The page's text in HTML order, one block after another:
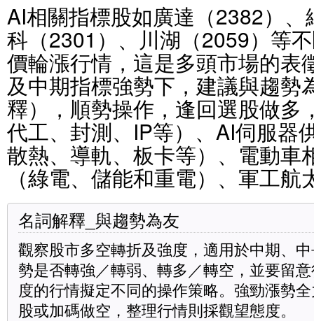
AI相關指標股如廣達（2382）
科（2301）、川湖（2059）等
價輪漲行情，這是多頭市場的表
及中期指標強勢下，建議與趨勢
釋），順勢操作，逢回選股做多
代工、封測、IP等）、AI伺服器
散熱、導軌、板卡等）、電動車
（綠電、儲能和重電）、軍工航
名詞解釋_與趨勢為友
觀察股市多空轉折及強度，適用於中期、
勢是否轉強／轉弱、轉多／轉空，並要留
度的行情擬定不同的操作策略。強勁漲勢
股或加碼做空，整理行情則採觀望態度。